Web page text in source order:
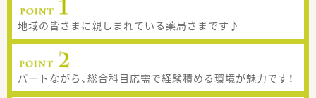
地域の皆さまに親しまれている薬局さまです♪
パートながら、総合科目応需で経験積める環境が魅力です！